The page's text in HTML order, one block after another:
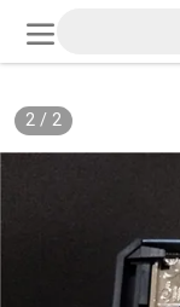
2
/
2